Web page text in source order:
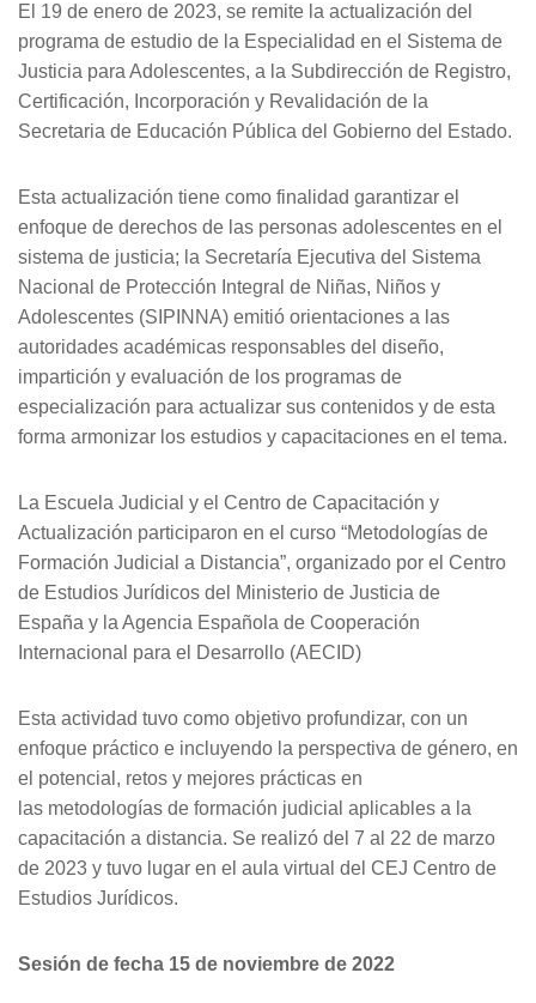
El 19 de enero de 2023, se remite la actualización del
programa de estudio de la Especialidad en el Sistema de
Justicia para Adolescentes, a la Subdirección de Registro,
Certificación, Incorporación y Revalidación de la
Secretaria de Educación Pública del Gobierno del Estado.
Esta actualización tiene como finalidad garantizar el
enfoque de derechos de las personas adolescentes en el
sistema de justicia; la Secretaría Ejecutiva del Sistema
Nacional de Protección Integral de Niñas, Niños y
Adolescentes (SIPINNA) emitió orientaciones a las
autoridades académicas responsables del diseño,
impartición y evaluación de los programas de
especialización para actualizar sus contenidos y de esta
forma armonizar los estudios y capacitaciones en el tema.
La Escuela Judicial y el Centro de Capacitación y
Actualización participaron en el curso “Metodologías de
Formación Judicial a Distancia”, organizado por el Centro
de Estudios Jurídicos del Ministerio de Justicia de
España y la Agencia Española de Cooperación
Internacional para el Desarrollo (AECID)
Esta actividad tuvo como objetivo profundizar, con un
enfoque práctico e incluyendo la perspectiva de género, en
el potencial, retos y mejores prácticas en
las metodologías de formación judicial aplicables a la
capacitación a distancia. Se realizó del 7 al 22 de marzo
de 2023 y tuvo lugar en el aula virtual del CEJ Centro de
Estudios Jurídicos.
Sesión de fecha 15 de noviembre de 2022